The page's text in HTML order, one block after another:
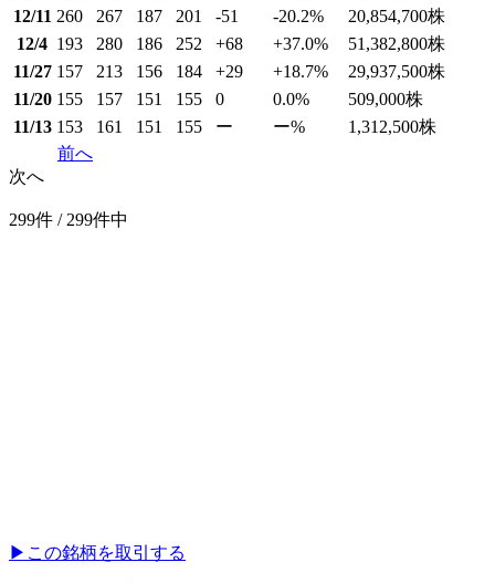
12/11 260 267 187 201 -51 -20.2% 20,854,700株
12/4 193 280 186 252 +68 +37.0% 51,382,800株
11/27 157 213 156 184 +29 +18.7% 29,937,500株
11/20 155 157 151 155 0 0.0% 509,000株
11/13 153 161 151 155 ー ー% 1,312,500株
前へ
次へ
299件 / 299件中
▶︎ この銘柄を取引する